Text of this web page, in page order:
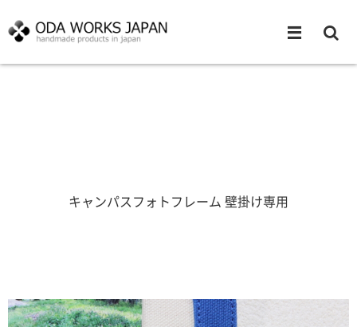
キャンパスフォトフレーム 壁掛け専用